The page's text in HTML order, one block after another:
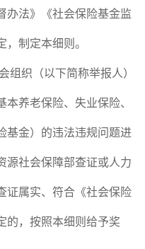
办法》《社会保险基金监
制定本细则。
织（以下简称举报人）
养老保险、失业保险、
基金）的违法违规问题进
源社会保障部查证或人力
证属实、符合《社会保险
的，按照本细则给予奖